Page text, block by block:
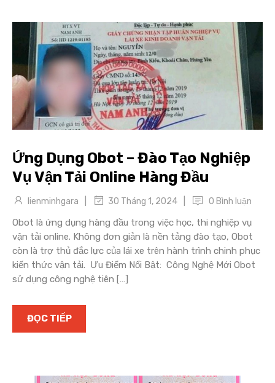
Ứng Dụng Obot – Đào Tạo Nghiệp
Vụ Vận Tải Online Hàng Đầu
lienminhgara 30 Tháng 1, 2024 0 Bình luận
Obot là ứng dụng hàng đầu trong việc học, thi nghiệp vụ
vận tải online. Không đơn giản là nền tảng đào tạo, Obot
còn là trợ thủ đắc lực của lái xe trên hành trình chinh phục
kiến thức vận tải. Ưu Điểm Nổi Bật: Công Nghệ Mới Obot
sử dụng công nghệ tiên […]
ĐỌC TIẾP